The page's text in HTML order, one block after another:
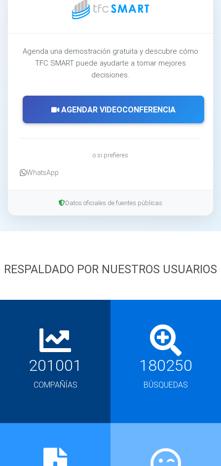
Agenda una demostración gratuita y descubre cómo
TFC SMART puede ayudarte a tomar mejores
decisiones.
AGENDAR VIDEOCONFERENCIA
o si prefieres
WhatsApp
Datos oficiales de fuentes públicas
RESPALDADO POR NUESTROS USUARIOS
201001
COMPAÑÍAS
180250
BÚSQUEDAS